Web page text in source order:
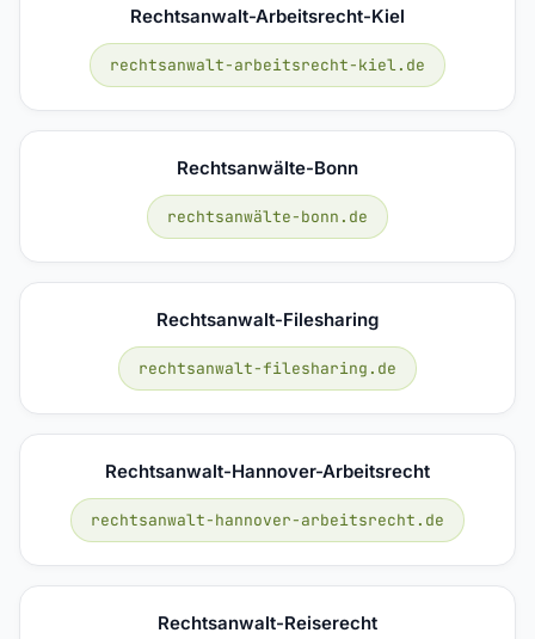
Rechtsanwalt-Arbeitsrecht-Kiel
rechtsanwalt-arbeitsrecht-kiel.de
Rechtsanwälte-Bonn
rechtsanwälte-bonn.de
Rechtsanwalt-Filesharing
rechtsanwalt-filesharing.de
Rechtsanwalt-Hannover-Arbeitsrecht
rechtsanwalt-hannover-arbeitsrecht.de
Rechtsanwalt-Reiserecht